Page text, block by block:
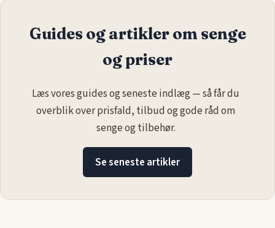
Guides og artikler om senge
og priser
Læs vores guides og seneste indlæg — så får du
overblik over prisfald, tilbud og gode råd om
senge og tilbehør.
Se seneste artikler